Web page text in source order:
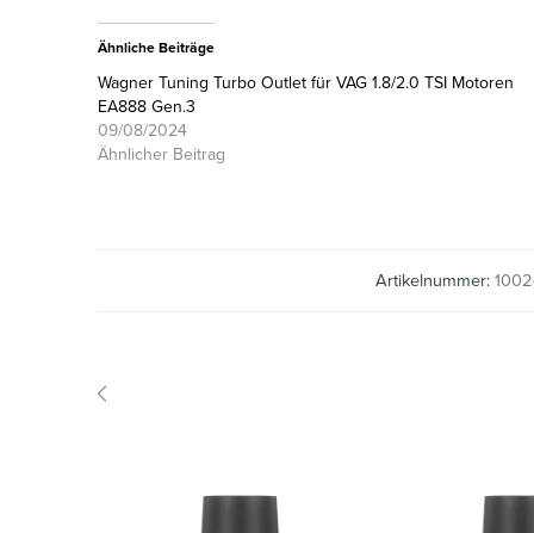
Ähnliche Beiträge
Wagner Tuning Turbo Outlet für VAG 1.8/2.0 TSI Motoren
EA888 Gen.3
09/08/2024
Ähnlicher Beitrag
Artikelnummer: